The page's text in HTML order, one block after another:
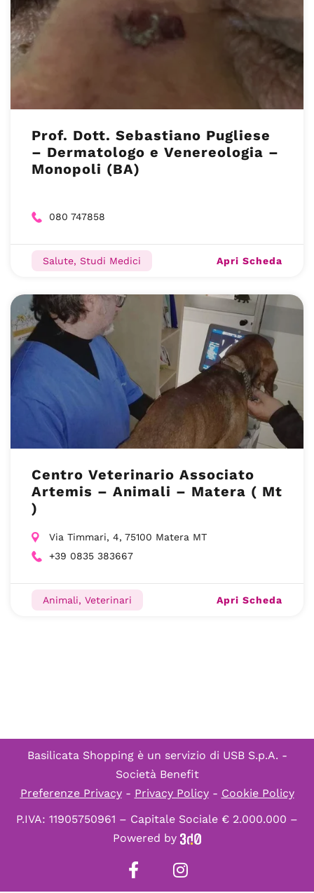
Prof. Dott. Sebastiano Pugliese
– Dermatologo e Venereologia –
Monopoli (BA)
080 747858
Salute, Studi Medici Apri Scheda
Centro Veterinario Associato
Artemis – Animali – Matera ( Mt
)
Via Timmari, 4, 75100 Matera MT
+39 0835 383667
Animali, Veterinari Apri Scheda
Basilicata Shopping è un servizio di USB S.p.A. -
Società Benefit
Preferenze Privacy- Privacy Policy- Cookie Policy
P.IVA: 11905750961 – Capitale Sociale € 2.000.000 –
Powered by